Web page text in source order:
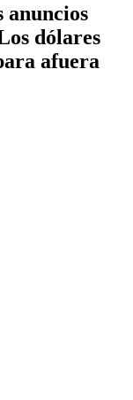
dólares
afuera